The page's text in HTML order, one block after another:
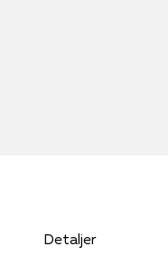
Detaljer